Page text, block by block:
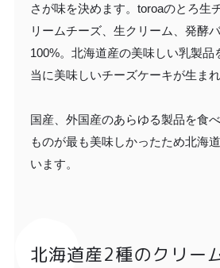
さが味を決めます。toroaのとろ生
リームチーズ、生クリーム、発酵
100%。北海道産の美味しい乳製品
当に美味しいチーズケーキが生まれ
国産、外国産のあらゆる製品を食
ものが最も美味しかったため北海
います。
北海道産2種のクリー